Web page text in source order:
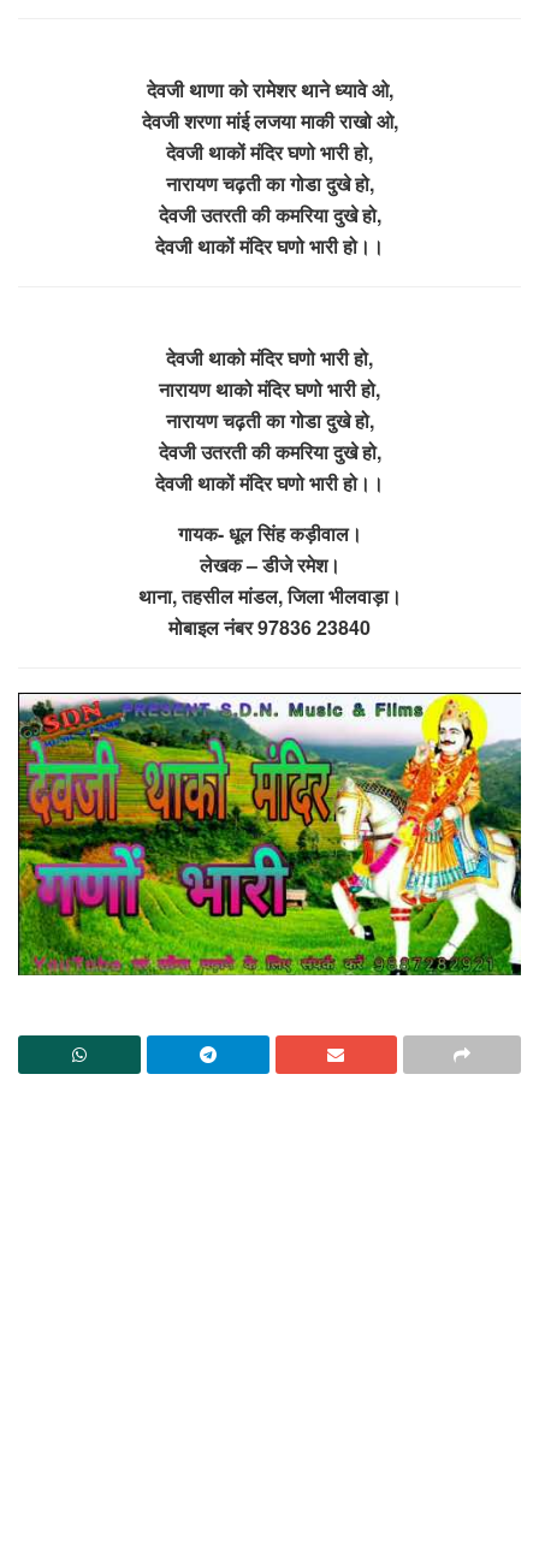
देवजी थाणा को रामेशर थाने ध्यावे ओ,
देवजी शरणा मांई लजया माकी राखो ओ,
देवजी थाकों मंदिर घणो भारी हो,
नारायण चढ़ती का गोडा दुखे हो,
देवजी उतरती की कमरिया दुखे हो,
देवजी थाकों मंदिर घणो भारी हो।।
देवजी थाको मंदिर घणो भारी हो,
नारायण थाको मंदिर घणो भारी हो,
नारायण चढ़ती का गोडा दुखे हो,
देवजी उतरती की कमरिया दुखे हो,
देवजी थाकों मंदिर घणो भारी हो।।
गायक- धूल सिंह कड़ीवाल।
लेखक – डीजे रमेश।
थाना, तहसील मांडल, जिला भीलवाड़ा।
मोबाइल नंबर 97836 23840